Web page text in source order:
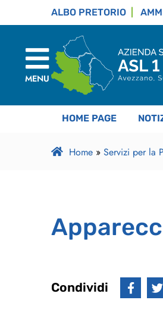
ALBO PRETORIO
MENU
HOME PAGE
Home» Servizi per la
Condividi